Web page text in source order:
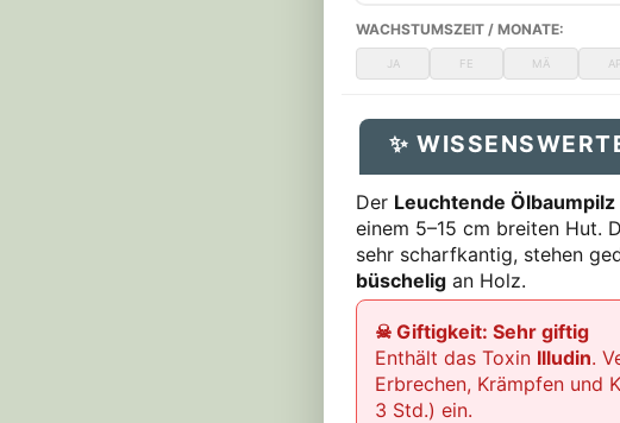
WACHSTUMSZEIT / MONATE:
JA FE MÄ AP
✨
Der Leuchtende Ölbaumpilz
einem 5–15 cm breiten Hut.
sehr scharfkantig, stehen
büschelig an Holz.
☠ Giftigkeit: Sehr giftig
Enthält das Toxin Illudin.
Erbrechen, Krämpfen und
3 Std.) ein.